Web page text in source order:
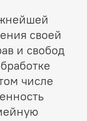
своей
и свобод
числе